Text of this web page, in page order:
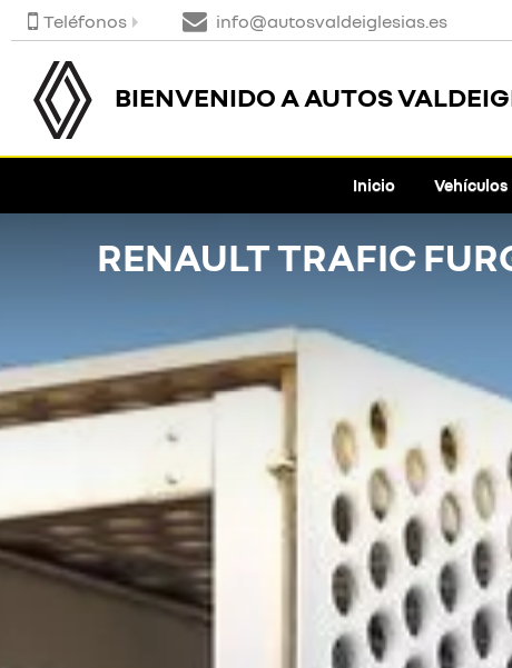
Teléfonos info@autosvaldeiglesias.es
BIENVENIDO A AUTOS
Inicio Vehículos
RENAULT TRAFIC